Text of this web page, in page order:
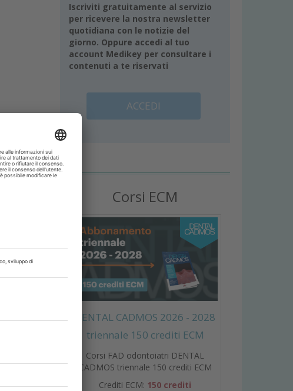
Iscriviti gratuitamente al servizio
per ricevere la nostra newsletter
quotidiana con le notizie del
giorno. Oppure accedi al tuo
account Medikey per consultare i
contenuti a te riservati
ACCEDI
Corsi ECM
DENTAL CADMOS 2026 - 2028
triennale 150 crediti ECM
Corsi FAD odontoiatri DENTAL
CADMOS triennale 150 crediti ECM
Crediti ECM: 150 crediti